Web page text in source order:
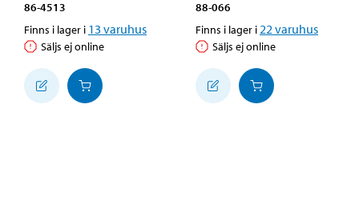
86-4513
Finns i lager i 13 varuhus
Säljs ej online
88-066
Finns i lager i 22 varuhus
Säljs ej online